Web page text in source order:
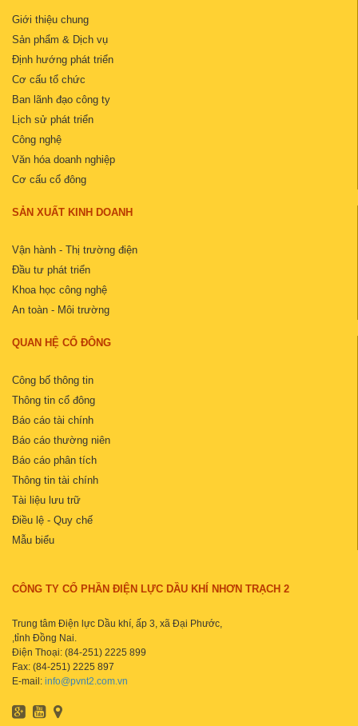
Giới thiệu chung
Sản phẩm & Dịch vụ
Định hướng phát triển
Cơ cấu tổ chức
Ban lãnh đạo công ty
Lịch sử phát triển
Công nghệ
Văn hóa doanh nghiệp
Cơ cấu cổ đông
SẢN XUẤT KINH DOANH
Vận hành - Thị trường điện
Đầu tư phát triển
Khoa học công nghệ
An toàn - Môi trường
QUAN HỆ CỔ ĐÔNG
Công bố thông tin
Thông tin cổ đông
Báo cáo tài chính
Báo cáo thường niên
Báo cáo phân tích
Thông tin tài chính
Tài liệu lưu trữ
Điều lệ - Quy chế
Mẫu biểu
CÔNG TY CỔ PHẦN ĐIỆN LỰC DẦU KHÍ NHƠN TRẠCH 2
Trung tâm Điện lực Dầu khí, ấp 3, xã Đại Phước,
,tỉnh Đồng Nai.
Điện Thoại: (84-251) 2225 899
Fax: (84-251) 2225 897
E-mail: info@pvnt2.com.vn